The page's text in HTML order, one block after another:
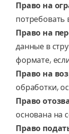
Право на
потребовать
Право на
данные в
формате,
Право на
обработки,
Право
основана на
Право